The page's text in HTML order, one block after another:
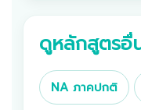
ดูหลักสูตรอื่
NA ภาคปกติ